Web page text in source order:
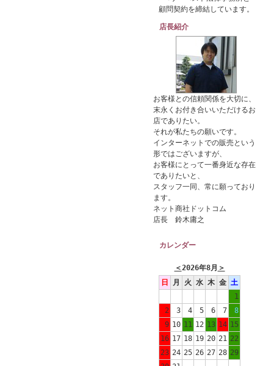
顧問契約を締結しています。
店長紹介
お客様との信頼関係を大切に、
末永くお付き合いいただけるお
店でありたい。
それが私たちの願いです。
インターネットでの販売という
形ではございますが、
お客様にとって一番身近な存在
でありたいと、
スタッフ一同、常に願っており
ます。
ネット商社ドットコム
店長 鈴木庸之
カレンダー
＜2026年8月 ＞
日
月 火 水 木 金 土
1
2
3 4 5 6 7
8
9 10 11 12 13 14 15
16 17 18 19 20 21 22
23 24 25 26 27 28 29